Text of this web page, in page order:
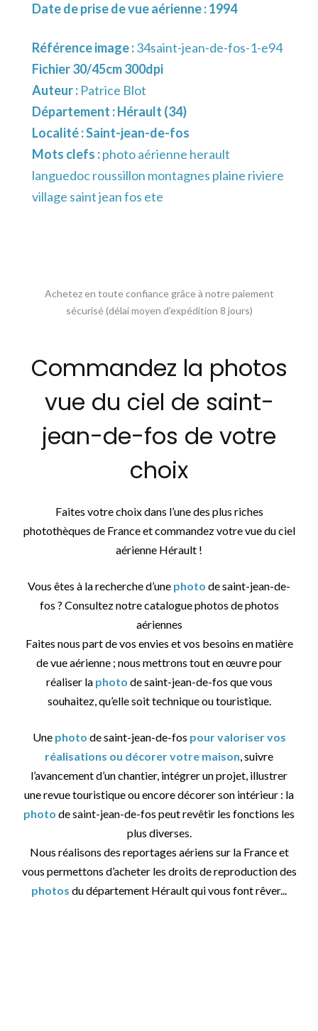
Date de prise de vue aérienne : 1994
Référence image :34saint-jean-de-fos-1-e94
Fichier 30/45cm 300dpi
Auteur : Patrice Blot
Département :Hérault (34)
Localité :Saint-jean-de-fos
Mots clefs :photo aérienne herault
languedoc roussillon montagnes plaine riviere
village saint jean fos ete
Achetez en toute confiance grâce à notre paiement
sécurisé (délai moyen d’expédition 8 jours)
Commandez la photos
vue du ciel de saint-
jean-de-fos de votre
choix
Faites votre choix dans l’une des plus riches
photothèques de France et commandez votre vue du ciel
aérienne Hérault !
Vous êtes à la recherche d’une photo de saint-jean-de-
fos ? Consultez notre catalogue photos de photos
aériennes
Faites nous part de vos envies et vos besoins en matière
de vue aérienne ; nous mettrons tout en œuvre pour
réaliser la photo de saint-jean-de-fos que vous
souhaitez, qu’elle soit technique ou touristique.
Une photo de saint-jean-de-fos pour valoriser vos
réalisations ou décorer votre maison, suivre
l’avancement d’un chantier, intégrer un projet, illustrer
une revue touristique ou encore décorer son intérieur : la
photo de saint-jean-de-fos peut revêtir les fonctions les
plus diverses.
Nous réalisons des reportages aériens sur la France et
vous permettons d’acheter les droits de reproduction des
photos du département Hérault qui vous font rêver...